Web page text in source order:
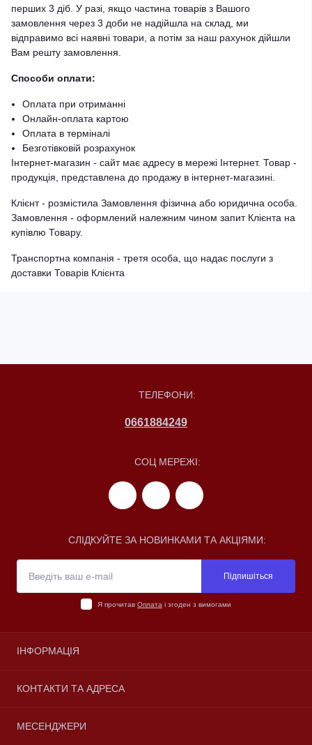
перших 3 діб. У разі, якщо частина товарів з Вашого
замовлення через 3 доби не надійшла на склад, ми
відправимо всі наявні товари, а потім за наш рахунок дійшли
Вам решту замовлення.
Способи оплати:
Оплата при отриманні
Онлайн-оплата картою
Оплата в терміналі
Безготівковій розрахунок
Інтернет-магазин - сайт має адресу в мережі Інтернет. Товар -
продукція, представлена ​​до продажу в інтернет-магазині.
Клієнт - розмістила Замовлення фізична або юридична особа.
Замовлення - оформлений належним чином запит Клієнта на
купівлю Товару.
Транспортна компанія - третя особа, що надає послуги з
доставки Товарів Клієнта
ТЕЛЕФОНИ:
0661884249
СОЦ МЕРЕЖІ:
СЛІДКУЙТЕ ЗА НОВИНКАМИ ТА АКЦІЯМИ:
Підпишіться
Я прочитав Оплата і згоден з вимогами
ІНФОРМАЦІЯ
Доставка
Умови угоди
КОНТАКТИ ТА АДРЕСА
МЕСЕНДЖЕРИ